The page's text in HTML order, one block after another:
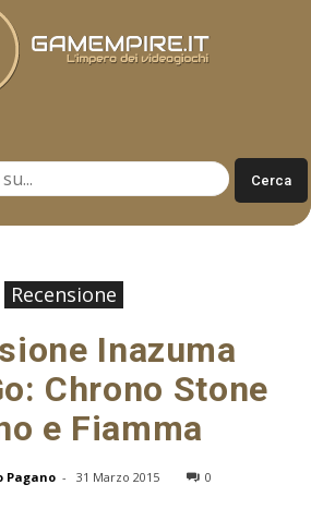
Recensione
Inazuma
Chrono Stone
e Fiamma
Pagano - 31 Marzo 2015 0